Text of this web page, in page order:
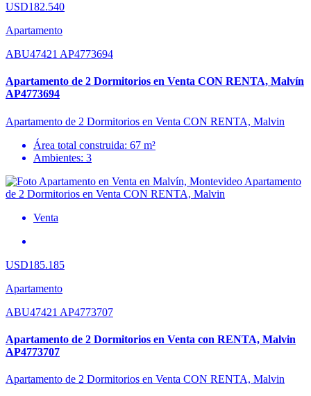
USD182.540
Apartamento
ABU47421 AP4773694
Apartamento de 2 Dormitorios en Venta CON RENTA, Malvín
AP4773694
Apartamento de 2 Dormitorios en Venta CON RENTA, Malvin
Área total construida: 67 m²
Ambientes: 3
Venta
USD185.185
Apartamento
ABU47421 AP4773707
Apartamento de 2 Dormitorios en Venta con RENTA, Malvin
AP4773707
Apartamento de 2 Dormitorios en Venta CON RENTA, Malvin